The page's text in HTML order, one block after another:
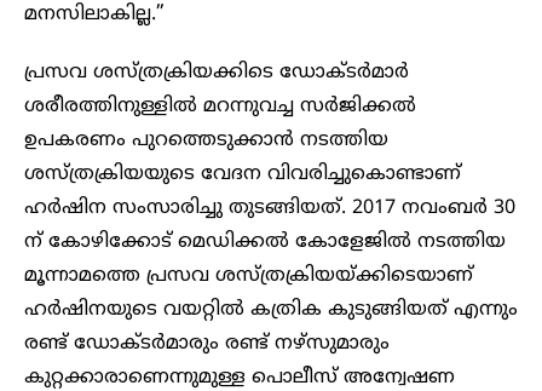
മനസിലാകില്ല.”
പ്രസവ ശസ്ത്രക്രിയക്കിടെ ഡോക്ടർമാർ
ശരീരത്തിനുള്ളിൽ മറന്നുവച്ച സർജിക്കൽ
ഉപകരണം പുറത്തെടുക്കാൻ നടത്തിയ
ശസ്ത്രക്രിയയുടെ വേദന വിവരിച്ചുകൊണ്ടാണ്
ഹർഷിന സംസാരിച്ചു തുടങ്ങിയത്. 2017 നവംബർ 30
ന് കോഴിക്കോട് മെഡിക്കൽ കോളേജിൽ നടത്തിയ
മൂന്നാമത്തെ പ്രസവ ശസ്ത്രക്രിയയ്ക്കിടെയാണ്
ഹർഷിനയുടെ വയറ്റിൽ കത്രിക കുടുങ്ങിയത് എന്നും
രണ്ട് ഡോക്ടർമാരും രണ്ട് നഴ്സുമാരും
കുറ്റക്കാരാണെന്നുമുള്ള പൊലീസ് അന്വേഷണ